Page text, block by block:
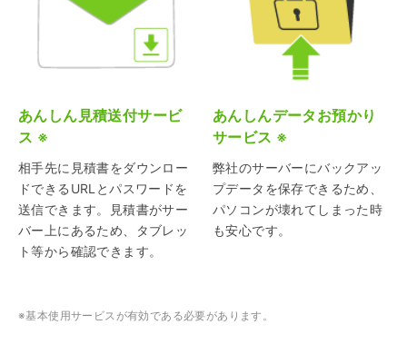
あんしん見積送付サービ
ス ※
相手先に見積書をダウンロー
ドできるURLとパスワードを
送信できます。見積書がサー
バー上にあるため、タブレッ
ト等から確認できます。
あんしんデータお預かり
サービス ※
弊社のサーバーにバックアッ
プデータを保存できるため、
パソコンが壊れてしまった時
も安心です。
※基本使用サービスが有効である必要があります。